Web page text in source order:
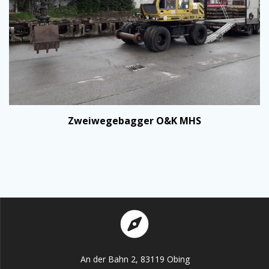
Zweiwegebagger O&K MHS
An der Bahn 2, 83119 Obing